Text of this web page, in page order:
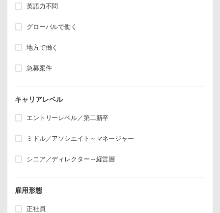
英語力不問
グローバルで働く
地方で働く
急募案件
キャリアレベル
エントリーレベル／第二新卒
ミドル／アソシエイト～マネージャー
シニア／ディレクター～経営層
雇用形態
正社員